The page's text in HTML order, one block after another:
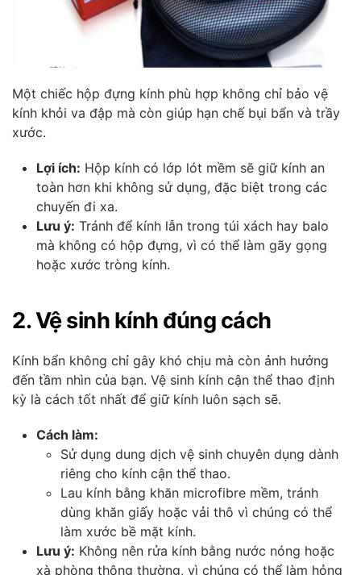
Một chiếc hộp đựng kính phù hợp không chỉ bảo vệ
kính khỏi va đập mà còn giúp hạn chế bụi bẩn và trầy
xước.
Lợi ích: Hộp kính có lớp lót mềm sẽ giữ kính an
toàn hơn khi không sử dụng, đặc biệt trong các
chuyến đi xa.
Lưu ý: Tránh để kính lẫn trong túi xách hay balo
mà không có hộp đựng, vì có thể làm gãy gọng
hoặc xước tròng kính.
2. Vệ sinh kính đúng cách
Kính bẩn không chỉ gây khó chịu mà còn ảnh hưởng
đến tầm nhìn của bạn. Vệ sinh kính cận thể thao định
kỳ là cách tốt nhất để giữ kính luôn sạch sẽ.
Cách làm:
Sử dụng dung dịch vệ sinh chuyên dụng dành
riêng cho kính cận thể thao.
Lau kính bằng khăn microfibre mềm, tránh
dùng khăn giấy hoặc vải thô vì chúng có thể
làm xước bề mặt kính.
Lưu ý: Không nên rửa kính bằng nước nóng hoặc
xà phòng thông thường, vì chúng có thể làm hỏng